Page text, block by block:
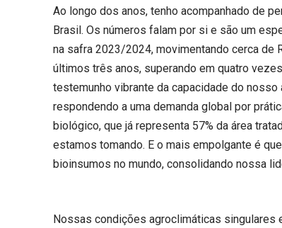
Ao longo dos anos, tenho acompanhado de
Brasil. Os números falam por si e são um
na safra 2023/2024, movimentando cerca de
últimos três anos, superando em quatro
testemunho vibrante da capacidade do
respondendo a uma demanda global por
biológico, que já representa 57% da área
estamos tomando. E o mais empolgante é
bioinsumos no mundo, consolidando nossa
Nossas condições agroclimáticas singulares